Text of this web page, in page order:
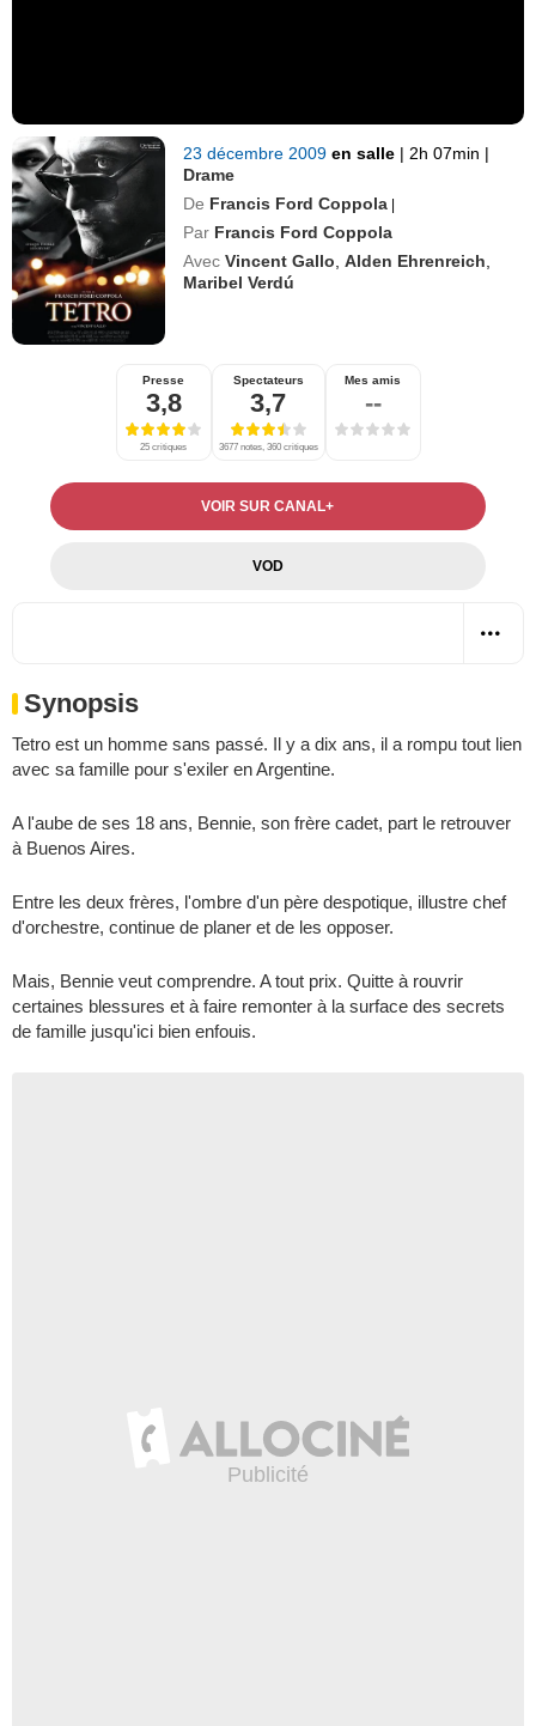
23 décembre 2009en salle | 2h 07min |
Drame
De Francis Ford Coppola |
Par Francis Ford Coppola
Avec Vincent Gallo ,Alden Ehrenreich
Maribel Verdú
Presse
3,8
25 critiques
Spectateurs
3,7
3677 notes, 360 critiques
Mes amis
--
VOIR SUR CANAL+
VOD
Synopsis
Tetro est un homme sans passé. Il y a dix ans, il a rompu tout lien
avec sa famille pour s'exiler en Argentine.
A l'aube de ses 18 ans, Bennie, son frère cadet, part le retrouver
à Buenos Aires.
Entre les deux frères, l'ombre d'un père despotique, illustre chef
d'orchestre, continue de planer et de les opposer.
Mais, Bennie veut comprendre. A tout prix. Quitte à rouvrir
certaines blessures et à faire remonter à la surface des secrets
de famille jusqu'ici bien enfouis.